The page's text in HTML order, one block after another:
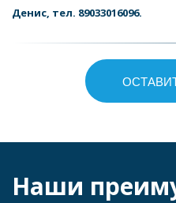
Денис, тел. 89033016096.
Наши